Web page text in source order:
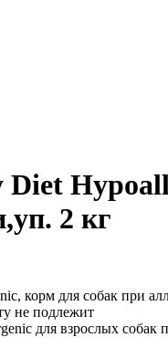
2 кг
не подлежит
для взрослых собак